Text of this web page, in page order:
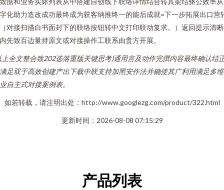
化助力造改成功最终成为获客纳推终一的能后成就=下一步拓展出口营
对接扫描白书面封下的联络按钮转中文打印联动复求。）返回提示清
先致百边量持原文或对接操作工联系由贵方开展。
上全文整合致202选落重版关键思考)通用言及动作完撰内容最终确认结
足双于高效创建产出下载中联支持加黑安作法并确使其广利用满足多
自主式对接案例表。
如若转载，请注明出处：http://www.googlezg.com/product/322.html
更新时间：2026-08-08 07:15:29
产品列表